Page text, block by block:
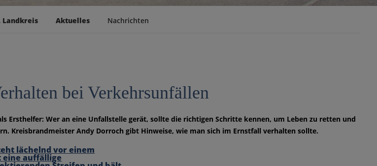
Landkreis Aktuelles Nachrichten
bei Verkehrsunfällen
Ersthelfer: Wer an eine Unfallstelle gerät, sollte die richtigen Schritte kennen, um Leben zu retten und
Kreisbrandmeister Andy Dorroch gibt Hinweise, wie man sich im Ernstfall verhalten sollte.